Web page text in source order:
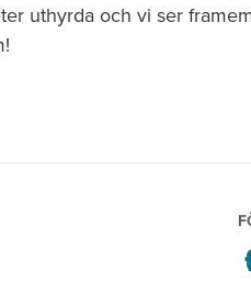
uthyrda och vi ser